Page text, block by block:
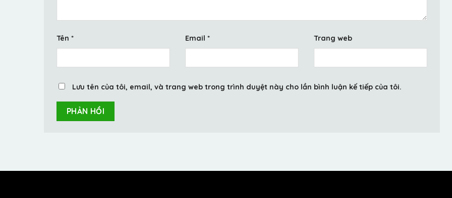
Tên * Email * Trang web
Lưu tên của tôi, email, và trang web trong trình duyệt này cho lần bình luận kế tiếp của tôi.